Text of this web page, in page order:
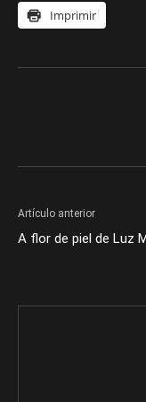
Imprimir
Artículo anterior
A flor de piel de Luz